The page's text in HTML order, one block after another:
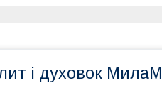
і духовок МилаМ